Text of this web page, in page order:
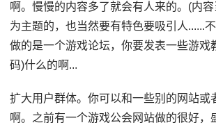
啊。慢慢的内容多了就会有人来的。(内
为主题的，也当然要有特色要吸引人......
做的是一个游戏论坛，你要发表一些游戏
码)什么的啊...
扩大用户群体。你可以和一些别的网站或
啊。之前有一个游戏公会网站做的很好，